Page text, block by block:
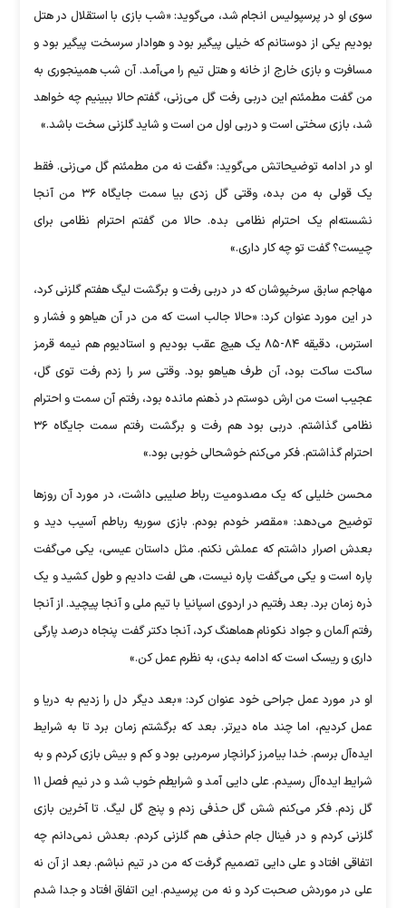
سوی او در پرسپولیس انجام شد، می‌گوید: «شب بازی با استقلال در هتل
بودیم یکی از دوستانم که خیلی پیگیر بود و هوادار سرسخت پیگیر بود و
مسافرت و بازی خارج از خانه و هتل تیم را می‌آمد. آن شب همینجوری به
من گفت مطمئنم این دربی رفت گل می‌زنی، گفتم حالا ببینیم چه خواهد
شد، بازی سختی است و دربی اول من است و شاید گلزنی سخت باشد.»
او در ادامه توضیحاتش می‌گوید: «گفت نه من مطمئنم گل می‌زنی. فقط
یک قولی به من بده، وقتی گل زدی بیا سمت جایگاه ۳۶ من آنجا
نشسته‌ام یک احترام نظامی بده. حالا من گفتم احترام نظامی برای
چیست؟ گفت تو چه کار داری.»
مهاجم سابق سرخپوشان که در دربی رفت و برگشت لیگ هفتم گلزنی کرد،
در این مورد عنوان کرد: «حالا جالب است که من در آن هیاهو و فشار و
استرس، دقیقه ۸۴-۸۵ یک هیچ عقب بودیم و استادیوم هم نیمه قرمز
ساکت ساکت بود، آن طرف هیاهو بود. وقتی سر را زدم رفت توی گل،
عجیب است من ارش دوستم در ذهنم مانده بود، رفتم آن سمت و احترام
نظامی گذاشتم. دربی بود هم رفت و برگشت رفتم سمت جایگاه ۳۶
احترام گذاشتم. فکر می‌کنم خوشحالی خوبی بود.»
محسن خلیلی که یک مصدومیت رباط صلیبی داشت، در مورد آن روز‌ها
توضیح می‌دهد: «مقصر خودم بودم. بازی سوریه رباطم آسیب دید و
بعدش اصرار داشتم که عملش نکنم. مثل داستان عیسی، یکی می‌گفت
پاره است و یکی می‌گفت پاره نیست، هی لفت دادیم و طول کشید و یک
ذره زمان برد. بعد رفتیم در اردوی اسپانیا با تیم ملی و آنجا پیچید. از آنجا
رفتم آلمان و جواد نکونام هماهنگ کرد، آنجا دکتر گفت پنجاه درصد پارگی
داری و ریسک است که ادامه بدی، به نظرم عمل کن.»
او در مورد عمل جراحی خود عنوان کرد: «بعد دیگر دل را زدیم به دریا و
عمل کردیم، اما چند ماه دیرتر. بعد که برگشتم زمان برد تا به شرایط
ایده‌آل برسم. خدا بیامرز کرانچار سرمربی بود و کم و بیش بازی کردم و به
شرایط ایده‌آل رسیدم. علی دایی آمد و شرایطم خوب شد و در نیم فصل ۱۱
گل زدم. فکر می‌کنم شش گل حذفی زدم و پنج گل لیگ. تا آخرین بازی
گلزنی کردم و در فینال جام حذفی هم گلزنی کردم. بعدش نمی‌دانم چه
اتفاقی افتاد و علی دایی تصمیم گرفت که من در تیم نباشم. بعد از آن نه
علی در موردش صحبت کرد و نه من پرسیدم. این اتفاق افتاد و جدا شدم